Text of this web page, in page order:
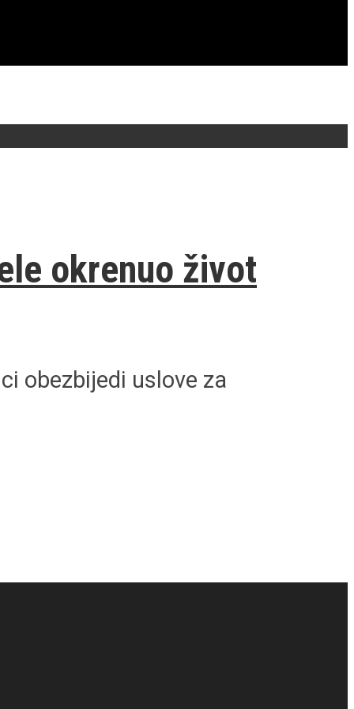
okrenuo život
obezbijedi uslove za